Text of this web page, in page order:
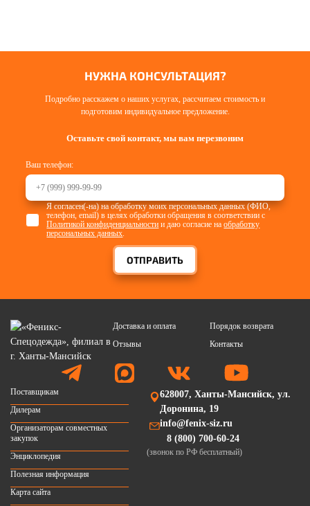
НУЖНА КОНСУЛЬТАЦИЯ?
Подробно расскажем о наших услугах, рассчитаем стоимость и
подготовим индивидуальное предложение.
Оставьте свой контакт, мы вам перезвоним
Ваш телефон:
ОТПРАВИТЬ
Я согласен(-на) на обработку моих персональных данных (ФИО,
телефон, email) в целях обработки обращения в соответствии с
Политикой конфиденциальности и даю согласие наобработку
персональных данных
Доставка и оплата
Порядок возврата
Отзывы
Контакты
Поставщикам
Дилерам
Организаторам совместных
закупок
Энциклопедия
Полезная информация
Карта сайта
628007, Ханты-Мансийск, ул.
Доронина, 19
info@fenix-siz.ru
8 (800) 700-60-24
(звонок по РФ бесплатный)